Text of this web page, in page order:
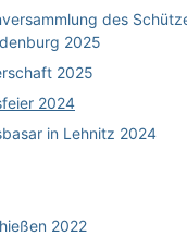
des
2025
2025
2024
in Lehnitz 2024
2022